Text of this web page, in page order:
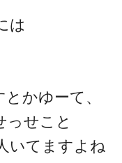
は
かゆーて、
っせこと
いてますよね